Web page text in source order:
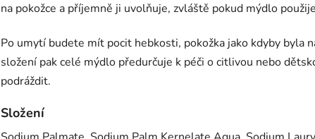
na pokožce a příjemně ji uvolňuje, zvláště pokud mýdlo
Po umytí budete mít pocit hebkosti, pokožka jako kdyby byla
složení pak celé mýdlo předurčuje k péči o citlivou nebo
podráždit.
Složení